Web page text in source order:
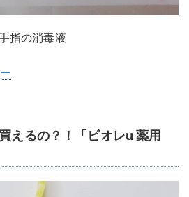
指の消毒液
えるの？！「ビオレu 薬用